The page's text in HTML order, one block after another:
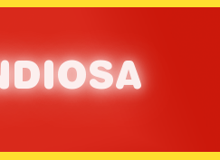
DIOSA